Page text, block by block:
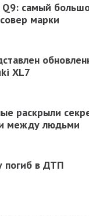
самый
марки
XL7
раскрыли
между людьми
погиб в ДТП